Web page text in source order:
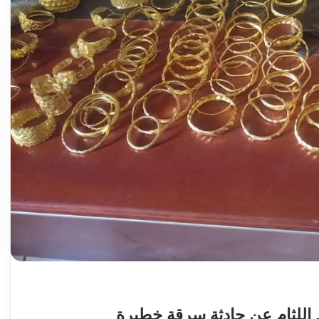
اللثام عن حادثة سرقة خطيرة
الثلاثاء
الإعتداء
علي
صاحب
قناة
طبخ
الإعتداء علي صاحب قناة طبخ عبر